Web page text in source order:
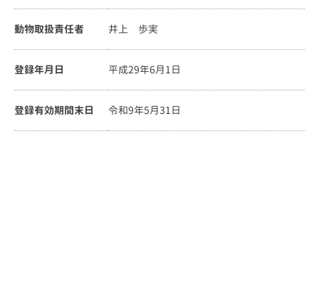
動物取扱責任者 井上 歩実
登録年月日 平成29年6月1日
登録有効期間末日 令和9年5月31日